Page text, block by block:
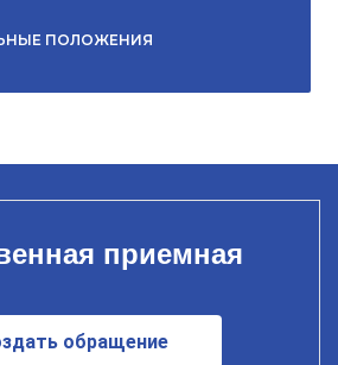
ПОЛОЖЕНИЯ
приемная
обращение